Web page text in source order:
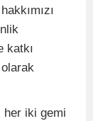
katkı
her iki gemi